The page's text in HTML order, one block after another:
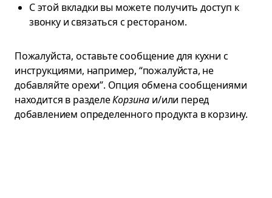
С этой вкладки вы можете получить доступ к
звонку и связаться с рестораном.
Пожалуйста, оставьте сообщение для кухни с
инструкциями, например, “пожалуйста, не
добавляйте орехи”. Опция обмена сообщениями
находится в разделеКорзина и/или перед
добавлением определенного продукта в корзину.